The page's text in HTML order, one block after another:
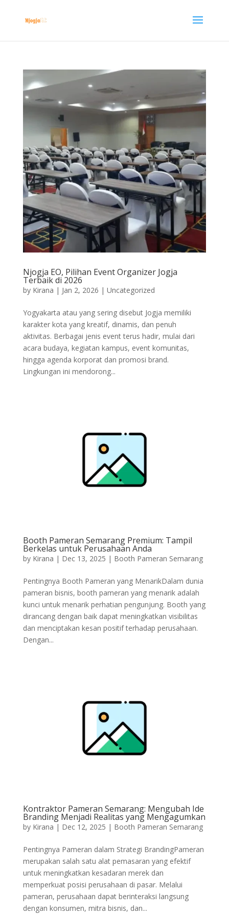
Njogja EO, Pilihan Event Organizer Jogja
Terbaik di 2026
by Kirana | Jan 2, 2026 | Uncategorized
Yogyakarta atau yang sering disebut Jogja memiliki
karakter kota yang kreatif, dinamis, dan penuh
aktivitas. Berbagai jenis event terus hadir, mulai dari
acara budaya, kegiatan kampus, event komunitas,
hingga agenda korporat dan promosi brand.
Lingkungan ini mendorong...
Booth Pameran Semarang Premium: Tampil
Berkelas untuk Perusahaan Anda
by Kirana | Dec 13, 2025 | Booth Pameran Semarang
Pentingnya Booth Pameran yang MenarikDalam dunia
pameran bisnis, booth pameran yang menarik adalah
kunci untuk menarik perhatian pengunjung. Booth yang
dirancang dengan baik dapat meningkatkan visibilitas
dan menciptakan kesan positif terhadap perusahaan.
Dengan...
Kontraktor Pameran Semarang: Mengubah Ide
Branding Menjadi Realitas yang Mengagumkan
by Kirana | Dec 12, 2025 | Booth Pameran Semarang
Pentingnya Pameran dalam Strategi BrandingPameran
merupakan salah satu alat pemasaran yang efektif
untuk meningkatkan kesadaran merek dan
memperkuat posisi perusahaan di pasar. Melalui
pameran, perusahaan dapat berinteraksi langsung
dengan konsumen, mitra bisnis, dan...